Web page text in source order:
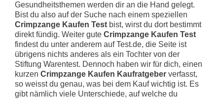
Gesundheitsthemen werden dir an die Hand gelegt.
Bist du also auf der Suche nach einem speziellen
Crimpzange Kaufen Test bist, wirst du dort bestimmt
direkt fündig. Weiter gute Crimpzange Kaufen Test
findest du unter anderem auf Test.de, die Seite ist
übrigens nichts anderes als ein Tochter von der
Stiftung Warentest. Dennoch haben wir für dich, einen
kurzen Crimpzange Kaufen Kaufratgeber verfasst,
so weisst du genau, was bei dem Kauf wichtig ist. Es
gibt nämlich viele Unterschiede, auf welche du